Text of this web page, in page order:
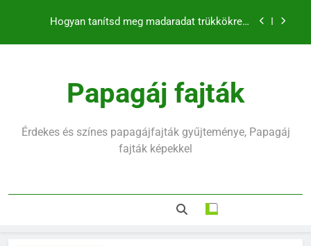
Mennyit alszik egy hullámos papagáj?
Hogyan fogjuk el a papagájt, ha kiszabadult?
Mennyit alszik egy hullámos papagáj?
Papagáj fajták
Érdekes és színes papagájfajták gyűjteménye, Papagáj
fajták képekkel